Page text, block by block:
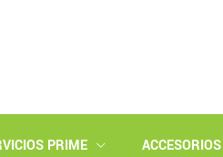
PRIME ACCESORIOS